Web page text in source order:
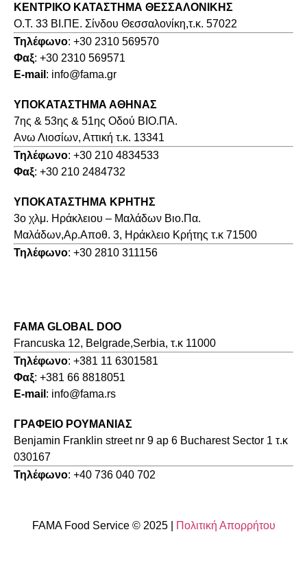
ΚΕΝΤΡΙΚΟ ΚΑΤΑΣΤΗΜΑ ΘΕΣΣΑΛΟΝΙΚΗΣ
O.T. 33 ΒΙ.ΠΕ. Σίνδου Θεσσαλονίκη,τ.κ. 57022
Τηλέφωνο: +30 2310 569570
Φαξ: +30 2310 569571
E-mail : info@fama.gr
ΥΠΟΚΑΤΑΣΤΗΜΑ ΑΘΗΝΑΣ
7ης & 53ης & 51ης Οδού ΒΙΟ.ΠΑ.
Ανω Λιοσίων, Αττική τ.κ. 13341
Τηλέφωνο: +30 210 4834533
Φαξ: +30 210 2484732
ΥΠΟΚΑΤΑΣΤΗΜΑ ΚΡΗΤΗΣ
3o χλμ. Ηράκλειου – Μαλάδων Βιο.Πα.
Μαλάδων,Αρ.Αποθ. 3, Ηράκλειο Κρήτης τ.κ 71500
Τηλέφωνο: +30 2810 311156
FAMA GLOBAL DOO
Francuska 12, Belgrade,Serbia, τ.κ 11000
Τηλέφωνο: +381 11 6301581
Φαξ: +381 66 8818051
E-mail : info@fama.rs
ΓΡΑΦΕΙΟ ΡΟΥΜΑΝΙΑΣ
Benjamin Franklin street nr 9 ap 6 Bucharest Sector 1 τ.κ
030167
Τηλέφωνο: +40 736 040 702
FAMA Food Service © 2025 | Πολιτική Απορρήτου